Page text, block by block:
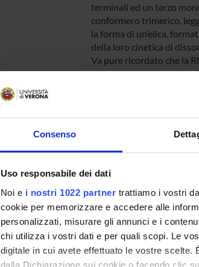
Consenso
Uso responsabile dei dati
Noi e i nostri 1022 partner trattiamo i vostri
cookie per memorizzare e accedere alle
personalizzati, misurare gli annunci e i
chi utilizza i vostri dati e per quali scopi. Le
digitale in cui avete effettuato le vostre
dalla Dichiarazione sui cookie o facendo clic
terminali ed un terzo
conformero trimerico,
la forma di un’elica,
della loro cinetica di
Va pure ricordato che la
soluzioni di acido acetico.
da oltre 30 anni è noto
Varie considerazioni e
oligomeri della RNasi A
supporto dalla
dimerizzano tramite il
Lo studio degli eventi
una così versatile
possibile prevenzione
da sé che lo studio
studiare i peculiari e
secondarie di RNA, in
pronunciate in una
e trimerici della RNasi A
catalitica che tali